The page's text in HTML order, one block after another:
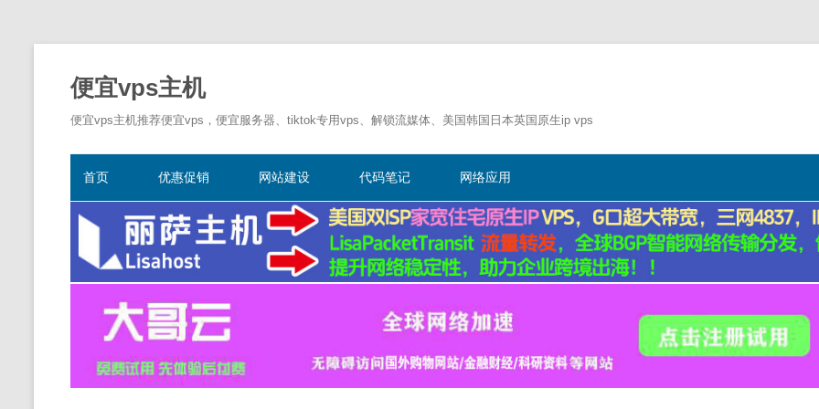
便宜vps主机
便宜vps主机推荐便宜vps，便宜服务器、tiktok专用vps、解锁流媒体、美国韩国日本英国原生ip vps
文
首页 优惠促销 网站建设 代码笔记 网络应用